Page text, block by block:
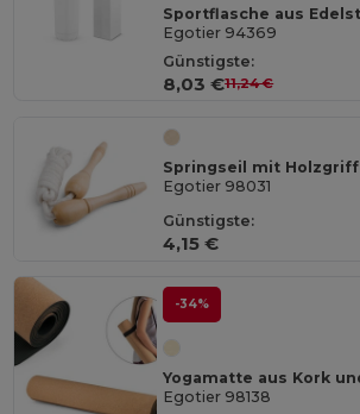
Egotier 94369
Günstigste:
8,03 €11,24 €
Springseil mit Holzgriff
Egotier 98031
Günstigste:
4,15 €
-34%
Egotier 98138